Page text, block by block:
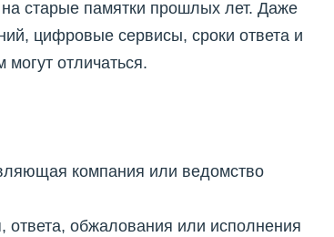
старые памятки прошлых лет. Даже
цифровые сервисы, сроки ответа и
отличаться.
компания или ведомство
ответа, обжалования или исполнения